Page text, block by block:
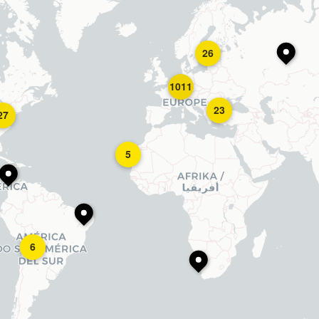
6
26
5
23
1011